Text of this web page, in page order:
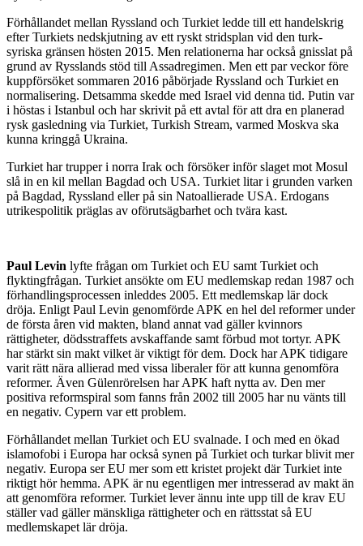
Förhållandet mellan Ryssland och Turkiet ledde till ett handelskrig
efter Turkiets nedskjutning av ett ryskt stridsplan vid den turk-
syriska gränsen hösten 2015. Men relationerna har också gnisslat på
grund av Rysslands stöd till Assadregimen. Men ett par veckor före
kuppförsöket sommaren 2016 påbörjade Ryssland och Turkiet en
normalisering. Detsamma skedde med Israel vid denna tid. Putin var
i höstas i Istanbul och har skrivit på ett avtal för att dra en planerad
rysk gasledning via Turkiet, Turkish Stream, varmed Moskva ska
kunna kringgå Ukraina.
Turkiet har trupper i norra Irak och försöker inför slaget mot Mosul
slå in en kil mellan Bagdad och USA. Turkiet litar i grunden varken
på Bagdad, Ryssland eller på sin Natoallierade USA. Erdogans
utrikespolitik präglas av oförutsägbarhet och tvära kast.
Paul Levin lyfte frågan om Turkiet och EU samt Turkiet och
flyktingfrågan. Turkiet ansökte om EU medlemskap redan 1987 och
förhandlingsprocessen inleddes 2005. Ett medlemskap lär dock
dröja. Enligt Paul Levin genomförde APK en hel del reformer under
de första åren vid makten, bland annat vad gäller kvinnors
rättigheter, dödsstraffets avskaffande samt förbud mot tortyr. APK
har stärkt sin makt vilket är viktigt för dem. Dock har APK tidigare
varit rätt nära allierad med vissa liberaler för att kunna genomföra
reformer. Även Gülenrörelsen har APK haft nytta av. Den mer
positiva reformspiral som fanns från 2002 till 2005 har nu vänts till
en negativ. Cypern var ett problem.
Förhållandet mellan Turkiet och EU svalnade. I och med en ökad
islamofobi i Europa har också synen på Turkiet och turkar blivit mer
negativ. Europa ser EU mer som ett kristet projekt där Turkiet inte
riktigt hör hemma. APK är nu egentligen mer intresserad av makt än
att genomföra reformer. Turkiet lever ännu inte upp till de krav EU
ställer vad gäller mänskliga rättigheter och en rättsstat så EU
medlemskapet lär dröja.